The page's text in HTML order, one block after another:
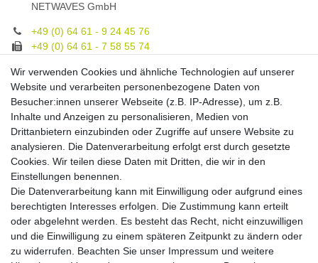
NETWAVES GmbH
+49 (0) 64 61 - 9 24 45 76
+49 (0) 64 61 - 7 58 55 74
Unsere Fachberatung:
Montag - Freitag, 9.00 - 21.00
Zahlungsmöglichkeiten
Versandkosten
Versandarten
Auslandsversand, Hochgebirgs- oder
Insellieferung
Wir verwenden Cookies und ähnliche Technologien auf unserer
Website und verarbeiten personenbezogene Daten von
Besucher:innen unserer Webseite (z.B. IP-Adresse), um z.B.
Inhalte und Anzeigen zu personalisieren, Medien von
Drittanbietern einzubinden oder Zugriffe auf unsere Website zu
analysieren. Die Datenverarbeitung erfolgt erst durch gesetzte
Cookies. Wir teilen diese Daten mit Dritten, die wir in den
Einstellungen benennen.
Die Datenverarbeitung kann mit Einwilligung oder aufgrund eines
berechtigten Interesses erfolgen. Die Zustimmung kann erteilt
oder abgelehnt werden. Es besteht das Recht, nicht einzuwilligen
und die Einwilligung zu einem späteren Zeitpunkt zu ändern oder
zu widerrufen. Beachten Sie unser Impressum und weitere